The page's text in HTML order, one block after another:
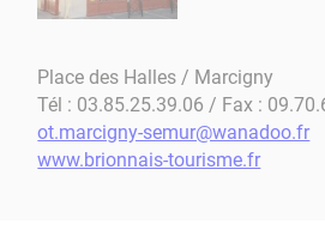
Place des Halles / Marcigny
Tél : 03.85.25.39.06 / Fax :
ot.marcigny-semur@wanadoo.fr
www.brionnais-tourisme.fr